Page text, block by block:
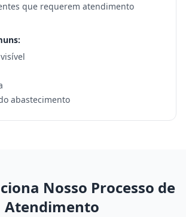
que requerem atendimento
abastecimento
Nosso Processo de
Atendimento